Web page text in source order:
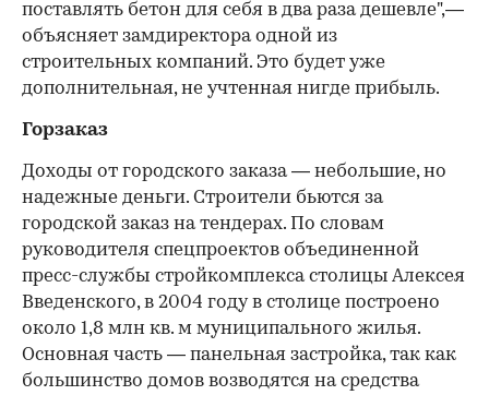
поставлять бетон для себя в два раза дешевле",—
объясняет замдиректора одной из
строительных компаний. Это будет уже
дополнительная, не учтенная нигде прибыль.
Горзаказ
Доходы от городского заказа — небольшие, но
надежные деньги. Строители бьются за
городской заказ на тендерах. По словам
руководителя спецпроектов объединенной
пресс-службы стройкомплекса столицы Алексея
Введенского, в 2004 году в столице построено
около 1,8 млн кв. м муниципального жилья.
Основная часть — панельная застройка, так как
большинство домов возводятся на средства